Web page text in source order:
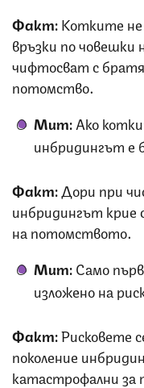
Факт:Котките не
връзки по човешки
чифтосват с
потомство.
Мит:Ако
инбридингът е
Факт: Дори при
инбридингът крие
на потомството.
Мит:Само
изложено на
Факт:Рисковете
поколение
катастрофални за